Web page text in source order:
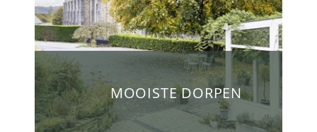
MOOISTE DORPEN